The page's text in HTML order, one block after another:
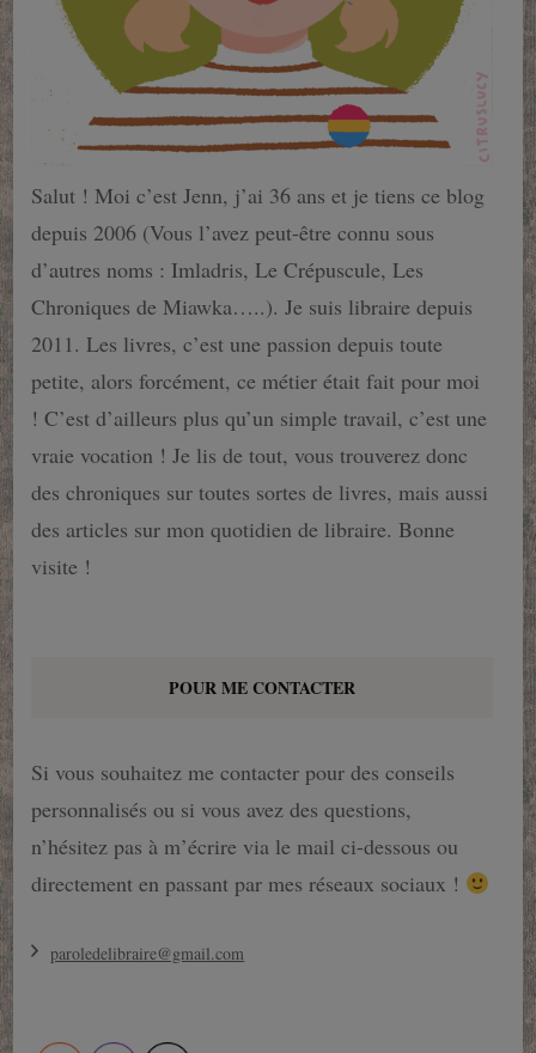
Salut ! Moi c’est Jenn, j’ai 36 ans et je tiens ce blog
depuis 2006 (Vous l’avez peut-être connu sous
d’autres noms : Imladris, Le Crépuscule, Les
Chroniques de Miawka…..). Je suis libraire depuis
2011. Les livres, c’est une passion depuis toute
petite, alors forcément, ce métier était fait pour moi
! C’est d’ailleurs plus qu’un simple travail, c’est une
vraie vocation ! Je lis de tout, vous trouverez donc
des chroniques sur toutes sortes de livres, mais aussi
des articles sur mon quotidien de libraire. Bonne
visite !
POUR ME CONTACTER
Si vous souhaitez me contacter pour des conseils
personnalisés ou si vous avez des questions,
n’hésitez pas à m’écrire via le mail ci-dessous ou
directement en passant par mes réseaux sociaux !
paroledelibraire@gmail.com